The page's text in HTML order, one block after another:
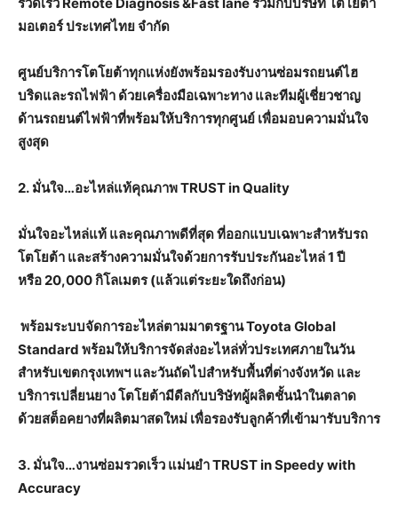
มอเตอร์ ประเทศไทย จำกัด
ศูนย์บริการโตโยต้าทุกแห่งยังพร้อมรองรับงานซ่อมรถยนต์ไฮ
บริดและรถไฟฟ้า ด้วยเครื่องมือเฉพาะทาง และทีมผู้เชี่ยวชาญ
ด้านรถยนต์ไฟฟ้าที่พร้อมให้บริการทุกศูนย์ เพื่อมอบความมั่นใจ
สูงสุด
2. มั่นใจ…อะไหล่แท้คุณภาพTRUST in Quality
มั่นใจอะไหล่แท้ และคุณภาพดีที่สุด ที่ออกแบบเฉพาะสำหรับรถ
โตโยต้า และสร้างความมั่นใจด้วยการรับประกันอะไหล่1 ปี
หรือ20,000กิโลเมตร (แล้วแต่ระยะใดถึงก่อน)
พร้อมระบบจัดการอะไหล่ตามมาตรฐานToyota Global
Standard พร้อมให้บริการจัดส่งอะไหล่ทั่วประเทศภายในวัน
สำหรับเขตกรุงเทพฯ และวันถัดไปสำหรับพื้นที่ต่างจังหวัด และ
บริการเปลี่ยนยาง โตโยต้ามีดีลกับบริษัทผู้ผลิตชั้นนำในตลาด
ด้วยสต็อคยางที่ผลิตมาสดใหม่ เพื่อรองรับลูกค้าที่เข้ามารับบริการ
3. มั่นใจ…งานซ่อมรวดเร็ว แม่นยำTRUST in Speedy with
Accuracy